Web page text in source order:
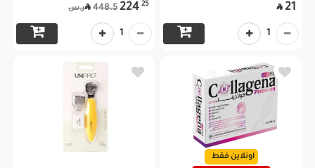
21

1
25
224
 448.5 ر.س
1
اونلاين فقط